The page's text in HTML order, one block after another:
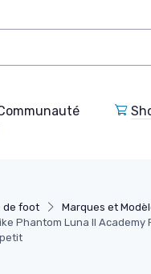
de foot Marques et
Phantom Luna II